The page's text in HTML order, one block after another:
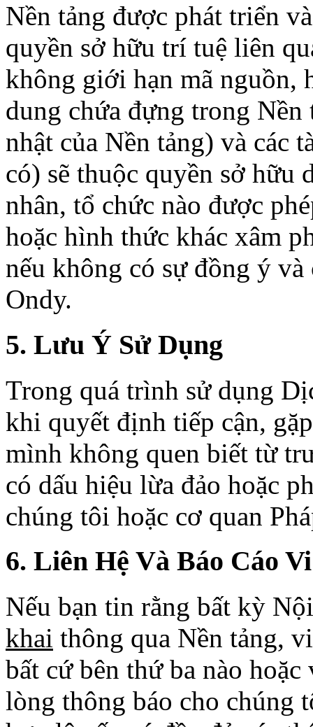
Nền tảng được phát triển
quyền sở hữu trí tuệ liên
không giới hạn mã nguồn,
dung chứa đựng trong Nền
nhật của Nền tảng) và các
có) sẽ thuộc quyền sở hữu
nhân, tổ chức nào được
hoặc hình thức khác xâm
nếu không có sự đồng ý và
Ondy.
5. Lưu Ý Sử Dụng
Trong quá trình sử dụng
khi quyết định tiếp cận,
mình không quen biết từ
có dấu hiệu lừa đảo hoặc
chúng tôi hoặc cơ quan
6. Liên Hệ Và Báo Cáo
Nếu bạn tin rằng bất kỳ
khai thông qua Nền tảng,
bất cứ bên thứ ba nào
lòng thông báo cho chúng